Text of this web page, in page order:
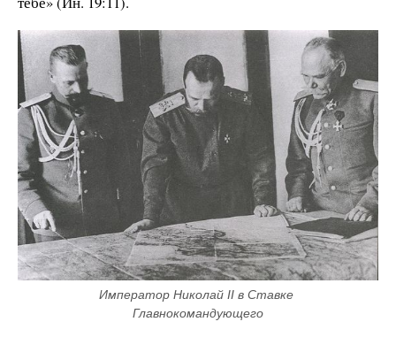
Император Николай II в Ставке
Главнокомандующего